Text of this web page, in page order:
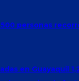
personas
en Guayaquil